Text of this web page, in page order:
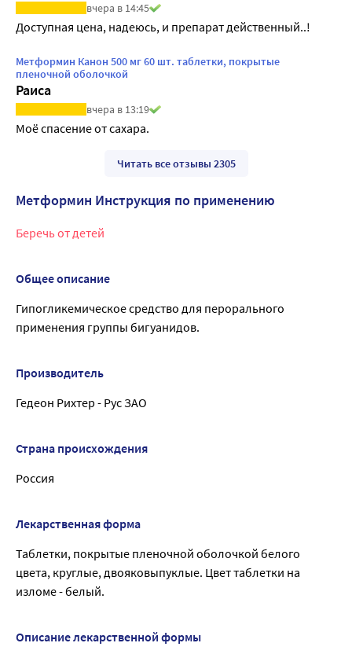
вчера в 14:45
Доступная цена, надеюсь, и препарат действенный..!
Метформин Канон 500 мг 60 шт. таблетки, покрытые
пленочной оболочкой
Раиса
вчера в 13:19
Моё спасение от сахара.
Читать все отзывы 2305
Метформин Инструкция по применению
Беречь от детей
Общее описание
Гипогликемическое средство для перорального
применения группы бигуанидов.
Производитель
Гедеон Рихтер - Рус ЗАО
Страна происхождения
Россия
Лекарственная форма
Таблетки, покрытые пленочной оболочкой белого
цвета, круглые, двояковыпуклые. Цвет таблетки на
изломе - белый.
Описание лекарственной формы